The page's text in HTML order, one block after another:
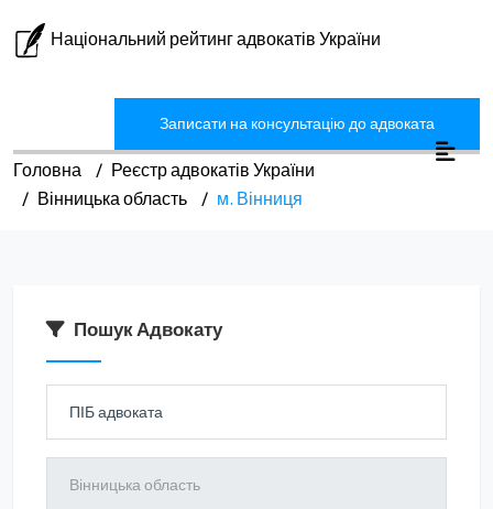
Національний рейтинг адвокатів України
Записати на консультацію до адвоката
Головна
Реєстр адвокатів України
Вінницька область
м. Вінниця
Пошук Адвокату